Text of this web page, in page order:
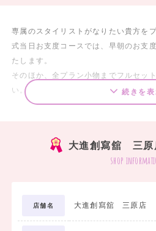
専属のスタイリストがなりたい貴方を
式当日お支度コースでは、早朝のお支
たします。
そのほか、全プラン小物までフルセッ
い。
ご来場プレゼントでは、人気コーヒー
ギフトカードをプレゼントいたします
大進創寫舘にお越しください★
続きを表
大進創寫舘 三原
shop
店舗名 大進創寫舘 三原店